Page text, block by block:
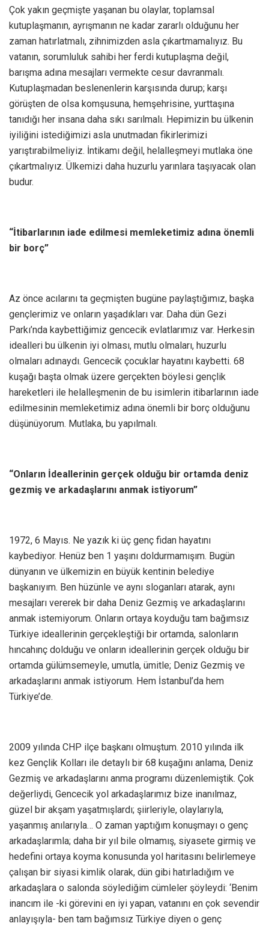
Çok yakın geçmişte yaşanan bu olaylar, toplamsal
kutuplaşmanın, ayrışmanın ne kadar zararlı olduğunu her
zaman hatırlatmalı, zihnimizden asla çıkartmamalıyız. Bu
vatanın, sorumluluk sahibi her ferdi kutuplaşma değil,
barışma adına mesajları vermekte cesur davranmalı.
Kutuplaşmadan beslenenlerin karşısında durup; karşı
görüşten de olsa komşusuna, hemşehrisine, yurttaşına
tanıdığı her insana daha sıkı sarılmalı. Hepimizin bu ülkenin
iyiliğini istediğimizi asla unutmadan fikirlerimizi
yarıştırabilmeliyiz. İntikamı değil, helalleşmeyi mutlaka öne
çıkartmalıyız. Ülkemizi daha huzurlu yarınlara taşıyacak olan
budur.
“İtibarlarının iade edilmesi memleketimiz adına önemli
bir borç”
Az önce acılarını ta geçmişten bugüne paylaştığımız, başka
gençlerimiz ve onların yaşadıkları var. Daha dün Gezi
Parkı’nda kaybettiğimiz gencecik evlatlarımız var. Herkesin
idealleri bu ülkenin iyi olması, mutlu olmaları, huzurlu
olmaları adınaydı. Gencecik çocuklar hayatını kaybetti. 68
kuşağı başta olmak üzere gerçekten böylesi gençlik
hareketleri ile helalleşmenin de bu isimlerin itibarlarının iade
edilmesinin memleketimiz adına önemli bir borç olduğunu
düşünüyorum. Mutlaka, bu yapılmalı.
“Onların İdeallerinin gerçek olduğu bir ortamda deniz
gezmiş ve arkadaşlarını anmak istiyorum”
1972, 6 Mayıs. Ne yazık ki üç genç fidan hayatını
kaybediyor. Henüz ben 1 yaşını doldurmamışım. Bugün
dünyanın ve ülkemizin en büyük kentinin belediye
başkanıyım. Ben hüzünle ve aynı sloganları atarak, aynı
mesajları vererek bir daha Deniz Gezmiş ve arkadaşlarını
anmak istemiyorum. Onların ortaya koyduğu tam bağımsız
Türkiye ideallerinin gerçekleştiği bir ortamda, salonların
hıncahınç dolduğu ve onların ideallerinin gerçek olduğu bir
ortamda gülümsemeyle, umutla, ümitle; Deniz Gezmiş ve
arkadaşlarını anmak istiyorum. Hem İstanbul’da hem
Türkiye’de.
2009 yılında CHP ilçe başkanı olmuştum. 2010 yılında ilk
kez Gençlik Kolları ile detaylı bir 68 kuşağını anlama, Deniz
Gezmiş ve arkadaşlarını anma programı düzenlemiştik. Çok
değerliydi, Gencecik yol arkadaşlarımız bize inanılmaz,
güzel bir akşam yaşatmışlardı; şiirleriyle, olaylarıyla,
yaşanmış anılarıyla… O zaman yaptığım konuşmayı o genç
arkadaşlarımla; daha bir yıl bile olmamış, siyasete girmiş ve
hedefini ortaya koyma konusunda yol haritasını belirlemeye
çalışan bir siyasi kimlik olarak, dün gibi hatırladığım ve
arkadaşlara o salonda söylediğim cümleler şöyleydi: ‘Benim
inancım ile -ki görevini en iyi yapan, vatanını en çok sevendir
anlayışıyla- ben tam bağımsız Türkiye diyen o genç